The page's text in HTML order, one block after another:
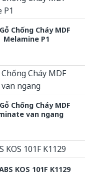
Chống Cháy MDF
Melamine P1
Chống Cháy MDF
van ngang
KOS 101F K1129